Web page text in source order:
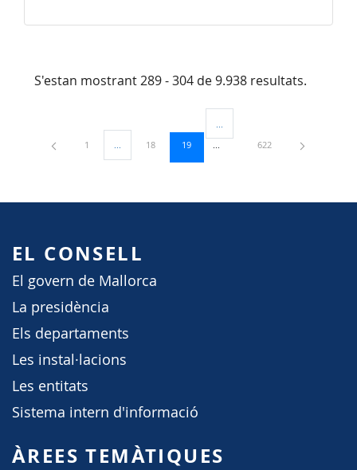
S'estan mostrant 289 - 304 de 9.938 resultats.
Pàgina
1 ...Pàgines intermèdies Utilitzeu TAB per navegar.
Pàgina
18 Pàgina
19
Pàgines intermèdies Utilitzeu
Pàgina
622
EL CONSELL
El govern de Mallorca
La presidència
Els departaments
Les instal·lacions
Les entitats
Sistema intern d'informació
ÀREES TEMÀTIQUES